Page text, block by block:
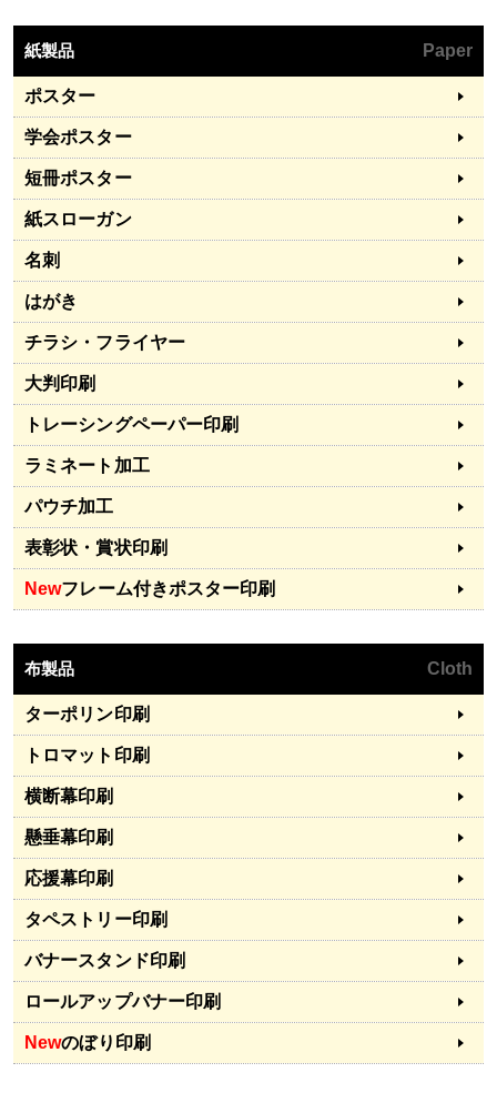
紙製品 Paper
ポスター
学会ポスター
短冊ポスター
紙スローガン
名刺
はがき
チラシ・フライヤー
大判印刷
トレーシングペーパー印刷
ラミネート加工
パウチ加工
表彰状・賞状印刷
Newフレーム付きポスター印刷
布製品 Cloth
ターポリン印刷
トロマット印刷
横断幕印刷
懸垂幕印刷
応援幕印刷
タペストリー印刷
バナースタンド印刷
ロールアップバナー印刷
Newのぼり印刷